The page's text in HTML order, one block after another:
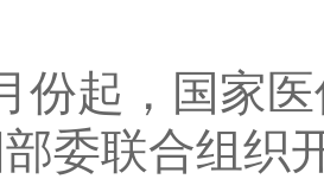
份起，国家
委联合组织